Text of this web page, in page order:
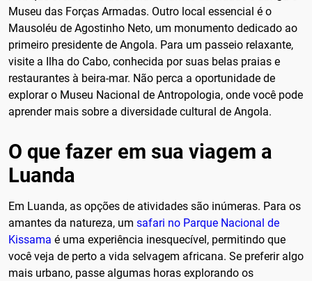
Museu das Forças Armadas. Outro local essencial é o
Mausoléu de Agostinho Neto, um monumento dedicado ao
primeiro presidente de Angola. Para um passeio relaxante,
visite a Ilha do Cabo, conhecida por suas belas praias e
restaurantes à beira-mar. Não perca a oportunidade de
explorar o Museu Nacional de Antropologia, onde você pode
aprender mais sobre a diversidade cultural de Angola.
O que fazer em sua viagem a
Luanda
Em Luanda, as opções de atividades são inúmeras. Para os
amantes da natureza, um safari no Parque Nacional de
Kissama é uma experiência inesquecível, permitindo que
você veja de perto a vida selvagem africana. Se preferir algo
mais urbano, passe algumas horas explorando os